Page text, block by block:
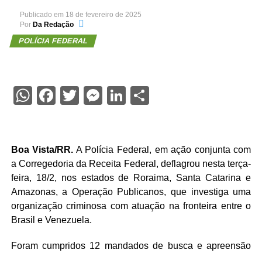
Publicado em 18 de fevereiro de 2025
Por Da Redação
POLÍCIA FEDERAL
WhatsApp
Facebook
Twitter
Messenger
LinkedIn
Share
Boa Vista/RR. A Polícia Federal, em ação conjunta com
a Corregedoria da Receita Federal, deflagrou nesta terça-
feira, 18/2, nos estados de Roraima, Santa Catarina e
Amazonas, a Operação Publicanos, que investiga uma
organização criminosa com atuação na fronteira entre o
Brasil e Venezuela.
Foram cumpridos 12 mandados de busca e apreensão